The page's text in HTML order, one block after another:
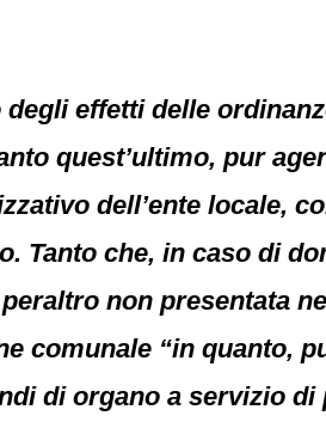
effetti delle
quest’ultimo, pur
dell’ente locale,
Tanto che, in caso di
non presentata
comunale “in quanto,
di organo a servizio